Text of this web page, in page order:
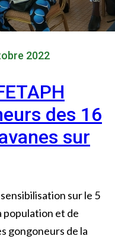
2022
des 16
sur
sur le 5
population et de
gongoneurs de la